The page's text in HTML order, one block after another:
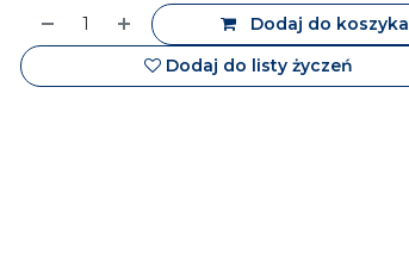
Dodaj do koszyka
Dodaj do listy życzeń